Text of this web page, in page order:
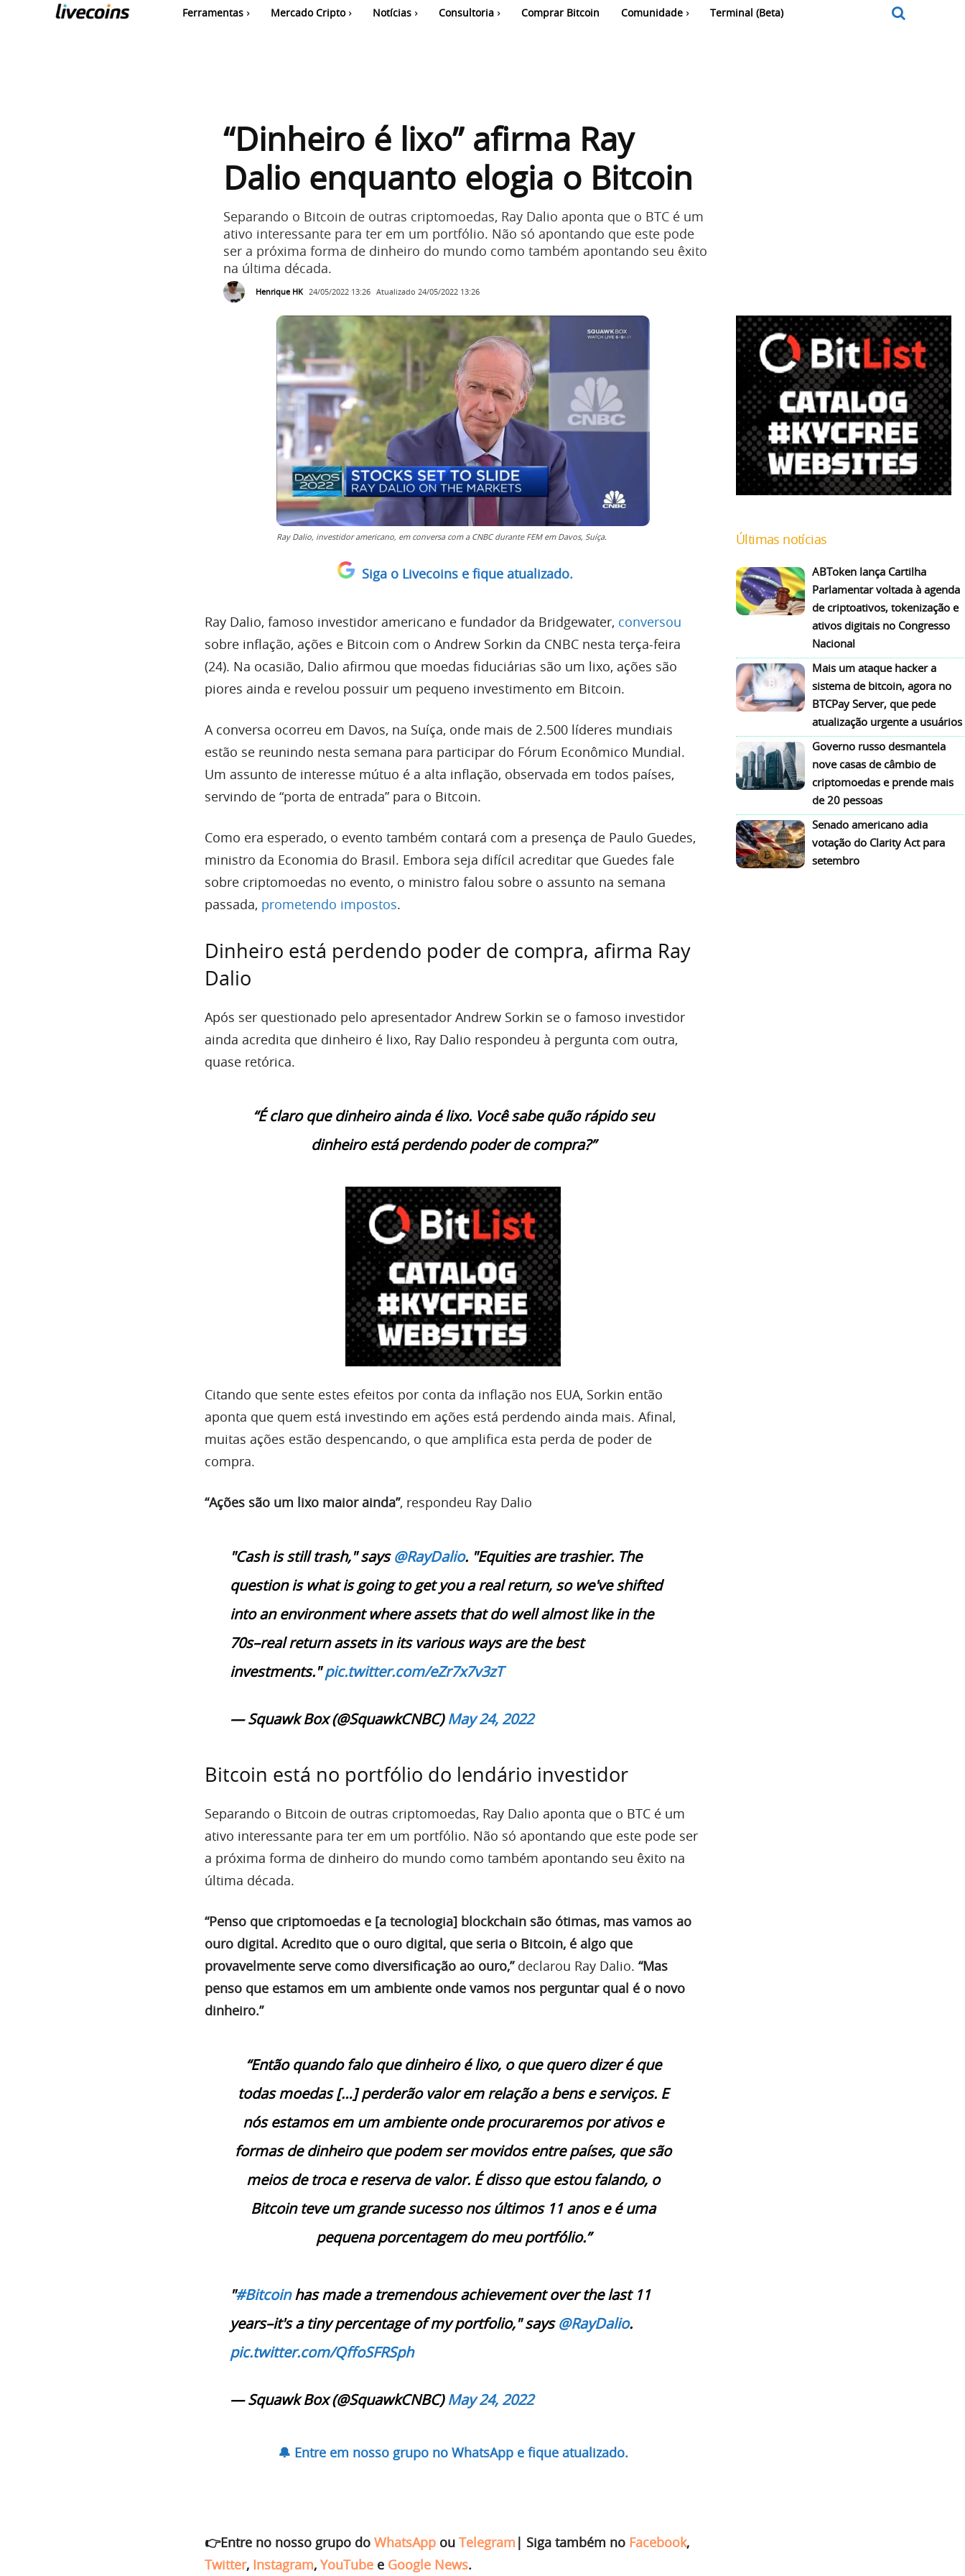
Ferramentas Mercado Cripto Notícias Consultoria Comprar Bitcoin Comunidade Terminal (Beta)
“Dinheiro é lixo” afirma Ray
Dalio enquanto elogia o Bitcoin
Separando o Bitcoin de outras criptomoedas, Ray Dalio aponta que o BTC é um
ativo interessante para ter em um portfólio. Não só apontando que este pode
ser a próxima forma de dinheiro do mundo como também apontando seu êxito
na última década.
Henrique HK 24/05/2022 13:26 Atualizado 24/05/2022 13:26
Ray Dalio, investidor americano, em conversa com a CNBC durante FEM em Davos, Suíça.
Siga o Livecoins e fique atualizado.
Ray Dalio, famoso investidor americano e fundador da Bridgewater, conversou
sobre inflação, ações e Bitcoin com o Andrew Sorkin da CNBC nesta terça-feira
(24). Na ocasião, Dalio afirmou que moedas fiduciárias são um lixo, ações são
piores ainda e revelou possuir um pequeno investimento em Bitcoin.
A conversa ocorreu em Davos, na Suíça, onde mais de 2.500 líderes mundiais
estão se reunindo nesta semana para participar do Fórum Econômico Mundial.
Um assunto de interesse mútuo é a alta inflação, observada em todos países,
servindo de “porta de entrada” para o Bitcoin.
Como era esperado, o evento também contará com a presença de Paulo Guedes,
ministro da Economia do Brasil. Embora seja difícil acreditar que Guedes fale
sobre criptomoedas no evento, o ministro falou sobre o assunto na semana
passada, prometendo impostos.
Dinheiro está perdendo poder de compra, afirma Ray
Dalio
Após ser questionado pelo apresentador Andrew Sorkin se o famoso investidor
ainda acredita que dinheiro é lixo, Ray Dalio respondeu à pergunta com outra,
quase retórica.
“É claro que dinheiro ainda é lixo. Você sabe quão rápido seu
dinheiro está perdendo poder de compra?”
Citando que sente estes efeitos por conta da inflação nos EUA, Sorkin então
aponta que quem está investindo em ações está perdendo ainda mais. Afinal,
muitas ações estão despencando, o que amplifica esta perda de poder de
compra.
“Ações são um lixo maior ainda”, respondeu Ray Dalio
"Cash is still trash," says@RayDalio. "Equities are trashier. The
question is what is going to get you a real return, so we've shifted
into an environment where assets that do well almost like in the
70s–real return assets in its various ways are the best
investments."pic.twitter.com/eZr7x7v3zT
— Squawk Box (@SquawkCNBC)May 24, 2022
Bitcoin está no portfólio do lendário investidor
Separando o Bitcoin de outras criptomoedas, Ray Dalio aponta que o BTC é um
ativo interessante para ter em um portfólio. Não só apontando que este pode ser
a próxima forma de dinheiro do mundo como também apontando seu êxito na
última década.
“Penso que criptomoedas e [a tecnologia] blockchain são ótimas, mas vamos ao
ouro digital. Acredito que o ouro digital, que seria o Bitcoin, é algo que
provavelmente serve como diversificação ao ouro,”declarou Ray Dalio. “Mas
penso que estamos em um ambiente onde vamos nos perguntar qual é o novo
dinheiro.”
“Então quando falo que dinheiro é lixo, o que quero dizer é que
todas moedas […] perderão valor em relação a bens e serviços. E
nós estamos em um ambiente onde procuraremos por ativos e
formas de dinheiro que podem ser movidos entre países, que são
meios de troca e reserva de valor. É disso que estou falando, o
Bitcoin teve um grande sucesso nos últimos 11 anos e é uma
pequena porcentagem do meu portfólio.”
"#Bitcoinhas made a tremendous achievement over the last 11
years–it's a tiny percentage of my portfolio," says@RayDalio.
pic.twitter.com/QffoSFRSph
— Squawk Box (@SquawkCNBC)May 24, 2022
🔔 Entre em nosso grupo no WhatsApp e fique atualizado.
👉Entre no nosso grupo do WhatsApp ou Telegram | Siga também no Facebook,
Twitter, Instagram, YouTube e Google News.
Últimas notícias
ABToken lança Cartilha
Parlamentar voltada à agenda
de criptoativos, tokenização e
ativos digitais no Congresso
Nacional
Mais um ataque hacker a
sistema de bitcoin, agora no
BTCPay Server, que pede
atualização urgente a usuários
Governo russo desmantela
nove casas de câmbio de
criptomoedas e prende mais
de 20 pessoas
Senado americano adia
votação do Clarity Act para
setembro